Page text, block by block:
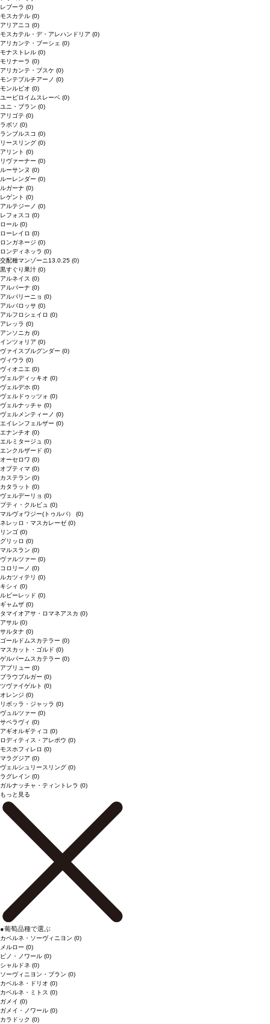
レブーラ (0)
モスカテル (0)
アリアニコ (0)
モスカテル・デ・アレハンドリア (0)
アリカンテ・ブーシェ (0)
モナストレル (0)
モリナーラ (0)
アリカンテ・ブスケ (0)
モンテプルチアーノ (0)
モンルビオ (0)
ユービロイムスレーベ (0)
ユニ・ブラン (0)
アリゴテ (0)
ラボソ (0)
ランブルスコ (0)
リースリング (0)
アリント (0)
リヴァーナー (0)
ルーサンヌ (0)
ルーレンダー (0)
ルガーナ (0)
レゲント (0)
アルテジーノ (0)
レフォスコ (0)
ロール (0)
ローレイロ (0)
ロンガネージ (0)
ロンディネッラ (0)
交配種マンゾーニ13.0.25 (0)
黒すぐり果汁 (0)
アルネイス (0)
アルバーナ (0)
アルバリーニョ (0)
アルバロッサ (0)
アルフロシェイロ (0)
アレッラ (0)
アンソニカ (0)
インツォリア (0)
ヴァイスブルグンダー (0)
ヴィウラ (0)
ヴィオニエ (0)
ヴェルディッキオ (0)
ヴェルデホ (0)
ヴェルドゥッツォ (0)
ヴェルナッチャ (0)
ヴェルメンティーノ (0)
エイレンフェルザー (0)
エナンチオ (0)
エルミタージュ (0)
エンクルザード (0)
オーセロワ (0)
オプティマ (0)
カステラン (0)
カタラット (0)
ヴェルデーリョ (0)
プティ・クルビュ (0)
マルヴォワジー(トゥルバ） (0)
ネレッロ・マスカレーゼ (0)
リンゴ (0)
グリッロ (0)
マルスラン (0)
ヴァルツァー (0)
コロリーノ (0)
ルカツィテリ (0)
キシィ (0)
ルビーレッド (0)
ギャムザ (0)
タマイオアサ・ロマネアスカ (0)
アサル (0)
サルタナ (0)
ゴールドムスカテラー (0)
マスカット・ゴルド (0)
ゲルバームスカテラー (0)
アブリュー (0)
ブラウブルガー (0)
ツヴァイゲルト (0)
オレンジ (0)
リボッラ・ジャッラ (0)
ヴュルツァー (0)
サペラヴィ (0)
アギオルギティコ (0)
ロディティス・アレポウ (0)
モスホフィレロ (0)
マラグジア (0)
ヴェルシュリースリング (0)
ラグレイン (0)
ガルナッチャ・ティントレラ (0)
もっと見る
●葡萄品種で選ぶ
カベルネ・ソーヴィニヨン (0)
メルロー (0)
ピノ・ノワール (0)
シャルドネ (0)
ソーヴィニヨン・ブラン (0)
カベルネ・ドリオ (0)
カベルネ・ミトス (0)
ガメイ (0)
ガメイ・ノワール (0)
カラドック (0)